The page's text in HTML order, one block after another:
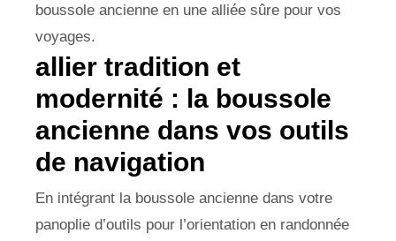
boussole ancienne en une alliée sûre pour vos
voyages.
allier tradition et
modernité : la boussole
ancienne dans vos outils
de navigation
En intégrant la boussole ancienne dans votre
panoplie d’outils pour l’orientation en randonnée